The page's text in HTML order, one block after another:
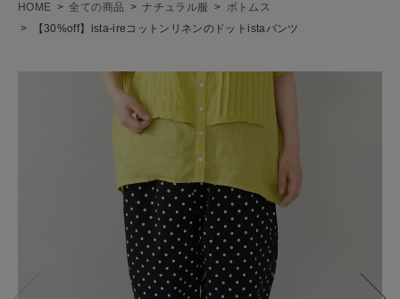
新規会員登録
HOME 全ての商品 ナチュラル服
ボトムス
【30%off】ista-ireコットンリネンのドットistaパンツ